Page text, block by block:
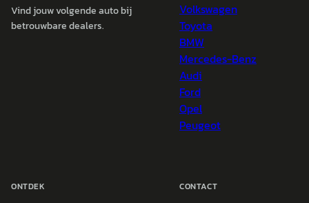
Vind jouw volgende auto bij
betrouwbare dealers.
Volkswagen
Toyota
BMW
Mercedes-Benz
Audi
Ford
Opel
Peugeot
ONTDEK CONTACT